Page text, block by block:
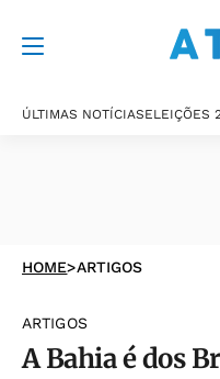
ÚLTIMAS NOTÍCIASELEIÇÕES
HOME>ARTIGOS
ARTIGOS
A Bahia é dos